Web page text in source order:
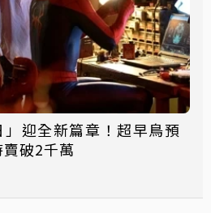
」迎全新篇章！超早鳥預
破2千萬